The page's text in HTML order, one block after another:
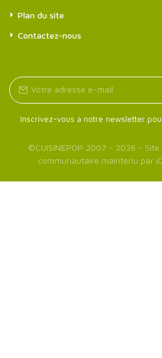
Plan du site
Contactez-nous
Inscrivez-vous à notre newsletter
©CUISINEPOP 2007 - 2026 - Site
communautaire maintenu par